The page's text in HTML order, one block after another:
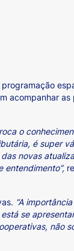
acompanhar as
o
é super
novas
“A
se
não